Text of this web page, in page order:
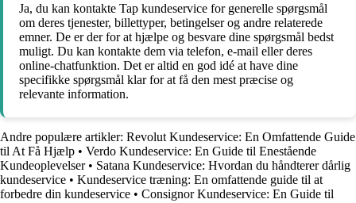
Ja, du kan kontakte Tap kundeservice for generelle spørgsmål
om deres tjenester, billettyper, betingelser og andre relaterede
emner. De er der for at hjælpe og besvare dine spørgsmål bedst
muligt. Du kan kontakte dem via telefon, e-mail eller deres
online-chatfunktion. Det er altid en god idé at have dine
specifikke spørgsmål klar for at få den mest præcise og
relevante information.
Andre populære artikler: Revolut Kundeservice: En Omfattende Guide
til At Få Hjælp • Verdo Kundeservice: En Guide til Enestående
Kundeoplevelser• Satana Kundeservice: Hvordan du håndterer dårlig
kundeservice • Kundeservice træning: En omfattende guide til at
forbedre din kundeservice • Consignor Kundeservice: En Guide til